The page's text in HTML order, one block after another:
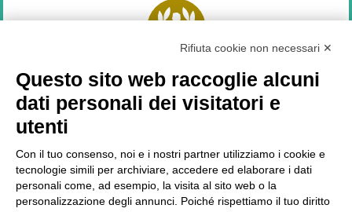
SEGUICI SU
LATEST NEWS
Rifiuta cookie non necessari ✕
Questo sito web raccoglie alcuni
dati personali dei visitatori e
utenti
Con il tuo consenso, noi e i nostri partner utilizziamo i cookie e
tecnologie simili per archiviare, accedere ed elaborare i dati
personali come, ad esempio, la visita al sito web o la
personalizzazione degli annunci. Poiché rispettiamo il tuo diritto